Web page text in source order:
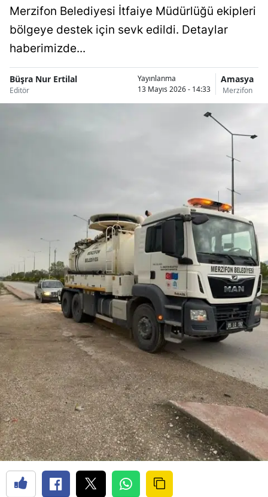
Merzifon Belediyesi İtfaiye Müdürlüğü ekipleri
bölgeye destek için sevk edildi. Detaylar
haberimizde...
Büşra Nur Ertilal
Editör
Yayınlanma
13 Mayıs 2026 - 14:33
Amasya
Merzifon